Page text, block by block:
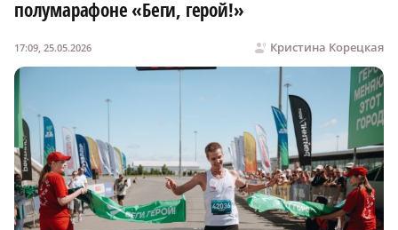
полумарафоне «Беги, герой!»
Кристина Корецкая
17:09, 25.05.2026